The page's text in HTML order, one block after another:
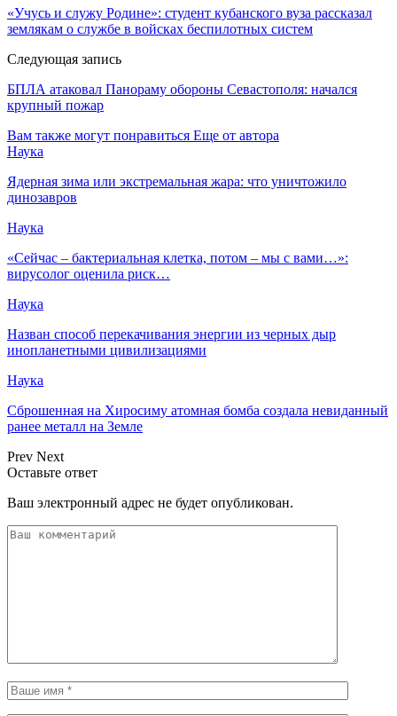
«Учусь и служу Родине»: студент кубанского вуза рассказал
землякам о службе в войсках беспилотных систем
Следующая запись
БПЛА атаковал Панораму обороны Севастополя: начался
крупный пожар
Вам также могут понравиться Еще от автора
Наука
Ядерная зима или экстремальная жара: что уничтожило
динозавров
Наука
«Сейчас – бактериальная клетка, потом – мы с вами…»:
вирусолог оценила риск…
Наука
Назван способ перекачивания энергии из черных дыр
инопланетными цивилизациями
Наука
Сброшенная на Хиросиму атомная бомба создала невиданный
ранее металл на Земле
Prev Next
Оставьте ответ
Ваш электронный адрес не будет опубликован.